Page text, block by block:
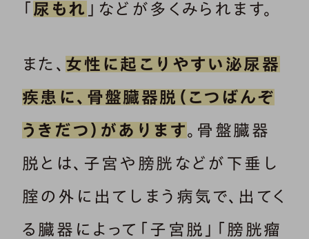
「 尿もれ 」などが多くみられます。
また、 女性に起こりやすい泌尿器
疾患に、骨盤臓器脱（こつばんぞ
うきだつ）があります。骨盤臓器
脱とは、子宮や膀胱などが下垂し
腟の外に出てしまう病気で、出てく
る臓器によって「子宮脱」「膀胱瘤